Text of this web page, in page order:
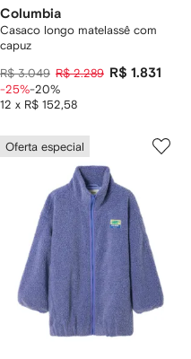
Columbia
Casaco longo matelassê com
capuz
R$ 3.049 R$ 2.289 R$ 1.831
12 x R$ 152,58
-25%-20%
Oferta especial